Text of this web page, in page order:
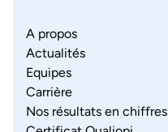
A propos
Actualités
Equipes
Carrière
Nos résultats en chiffres